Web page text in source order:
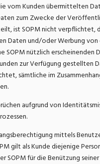
vom Kunden übermittelten
zum Zwecke der
ist SOPM nicht verpflichtet,
Daten und/oder Werbung
SOPM nützlich
zur Verfügung
sämtliche im
aufgrund von
mittels
gilt als Kunde diejenige
SOPM für die Benützung